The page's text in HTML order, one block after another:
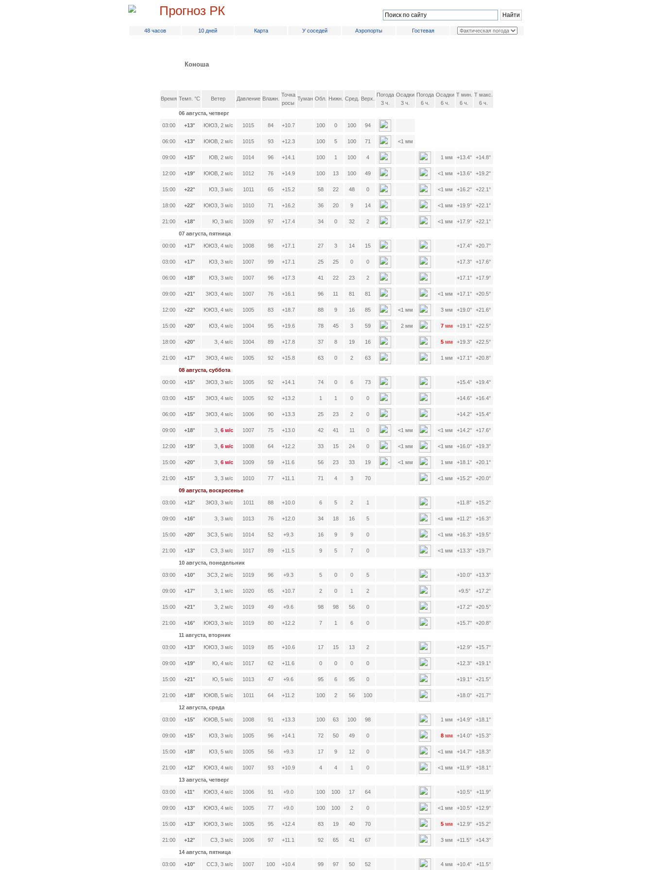
Прогноз РК
48 часов 10 дней Карта У соседей Аэропорты Гостевая
Коноша
Время Темп. °C Ветер Давление Влажн.
Точка
росы
Туман Обл. Нижн. Сред. Верх.
Погода
3 ч.
Осадки
3 ч.
Погода
6 ч.
Осадки
6 ч.
Т мин.
6 ч.
Т макс.
6 ч.
06 августа, четверг
03:00 +13° ЮЮЗ, 2 м/с 1015 84 +10.7 100 0 100 94
06:00 +13° ЮЮВ, 2 м/с 1015 93 +12.3 100 5 100 71 <1 мм
09:00 +15° ЮВ, 2 м/с 1014 96 +14.1 100 1 100 4 1 мм +13.4° +14.8°
12:00 +19° ЮЮВ, 2 м/с 1012 76 +14.9 100 13 100 49 <1 мм +13.6° +19.2°
15:00 +22° ЮЗ, 3 м/с 1011 65 +15.2 58 22 48 0 <1 мм +16.2° +22.1°
18:00 +22° ЮЮЗ, 3 м/с 1010 71 +16.2 36 20 9 14 <1 мм +19.9° +22.1°
21:00 +18° Ю, 3 м/с 1009 97 +17.4 34 0 32 2 <1 мм +17.9° +22.1°
07 августа, пятница
00:00 +17° ЮЮЗ, 4 м/с 1008 98 +17.1 27 3 14 15 +17.4° +20.7°
03:00 +17° ЮЗ, 3 м/с 1007 99 +17.1 25 25 0 0 +17.3° +17.6°
06:00 +18° ЮЗ, 3 м/с 1007 96 +17.3 41 22 23 2 +17.1° +17.9°
09:00 +21° ЗЮЗ, 4 м/с 1007 76 +16.1 96 11 81 81 <1 мм +17.1° +20.5°
12:00 +22° ЮЮЗ, 4 м/с 1005 83 +18.7 88 9 16 85 <1 мм 3 мм +19.0° +21.6°
15:00 +20° ЮЗ, 4 м/с 1004 95 +19.6 78 45 3 59 2 мм 7мм +19.1° +22.5°
18:00 +20° З, 4 м/с 1004 89 +17.8 37 8 19 16 5мм +19.3° +22.5°
21:00 +17° ЗЮЗ, 4 м/с 1005 92 +15.8 63 0 2 63 1 мм +17.1° +20.8°
08 августа, суббота
00:00 +15° ЗЮЗ, 3 м/с 1005 92 +14.1 74 0 6 73 +15.4° +19.4°
03:00 +15° ЗЮЗ, 4 м/с 1005 92 +13.2 1 1 0 0 +14.6° +16.4°
06:00 +15° ЗЮЗ, 4 м/с 1006 90 +13.3 25 23 2 0 +14.2° +15.4°
09:00 +18° З, 6 м/с 1007 75 +13.0 42 41 11 0 <1 мм <1 мм +14.2° +17.6°
12:00 +19° З, 6 м/с 1008 64 +12.2 33 15 24 0 <1 мм <1 мм +16.0° +19.3°
15:00 +20° З, 6 м/с 1009 59 +11.6 56 23 33 19 <1 мм 1 мм +18.1° +20.1°
21:00 +15° З, 3 м/с 1010 77 +11.1 71 4 3 70 <1 мм +15.2° +20.0°
09 августа, воскресенье
03:00 +12° ЗЮЗ, 3 м/с 1011 88 +10.0 6 5 2 1 +11.8° +15.2°
09:00 +16° З, 3 м/с 1013 76 +12.0 34 18 16 5 <1 мм +11.2° +16.3°
15:00 +20° ЗСЗ, 5 м/с 1014 52 +9.3 16 9 9 0 <1 мм +16.3° +19.5°
21:00 +13° СЗ, 3 м/с 1017 89 +11.5 9 5 7 0 <1 мм +13.3° +19.7°
10 августа, понедельник
03:00 +10° ЗСЗ, 2 м/с 1019 96 +9.3 5 0 0 5 +10.0° +13.3°
09:00 +17° З, 1 м/с 1020 65 +10.7 2 0 1 2 +9.5° +17.2°
15:00 +21° З, 2 м/с 1019 49 +9.6 98 98 56 0 +17.2° +20.5°
21:00 +16° ЮЮЗ, 3 м/с 1019 80 +12.2 7 1 6 0 +15.7° +20.8°
11 августа, вторник
03:00 +13° ЮЮЗ, 3 м/с 1019 85 +10.6 17 15 13 2 +12.9° +15.7°
09:00 +19° Ю, 4 м/с 1017 62 +11.6 0 0 0 0 +12.3° +19.1°
15:00 +21° Ю, 5 м/с 1013 47 +9.6 95 6 95 0 +19.1° +21.5°
21:00 +18° ЮЮВ, 5 м/с 1011 64 +11.2 100 2 56 100 +18.0° +21.7°
12 августа, среда
03:00 +15° ЮЮВ, 5 м/с 1008 91 +13.3 100 63 100 98 1 мм +14.9° +18.1°
09:00 +15° ЮЗ, 3 м/с 1005 96 +14.1 72 50 49 0 8мм +14.0° +15.3°
15:00 +18° ЮЗ, 5 м/с 1005 56 +9.3 17 9 12 0 <1 мм +14.7° +18.3°
21:00 +12° ЮЮЗ, 4 м/с 1007 93 +10.9 4 4 1 0 <1 мм +11.9° +18.1°
13 августа, четверг
03:00 +11° ЮЮЗ, 4 м/с 1006 91 +9.0 100 100 17 64 +10.5° +11.9°
09:00 +13° ЮЮЗ, 4 м/с 1005 77 +9.0 100 100 2 0 <1 мм +10.5° +12.9°
15:00 +13° ЮЮЗ, 3 м/с 1005 95 +12.4 83 19 40 70 5мм +12.9° +15.2°
21:00 +12° СЗ, 3 м/с 1006 97 +11.1 92 65 41 67 3 мм +11.5° +14.3°
14 августа, пятница
03:00 +10° ССЗ, 3 м/с 1007 100 +10.4 99 97 50 52 4 мм +10.4° +11.5°